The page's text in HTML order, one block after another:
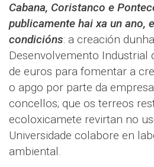
Cabana, Coristanco e
publicamente hai xa un ano,
condicións: a creación
Desenvolvemento Industrial
de euros para fomentar a
o apgo por parte da
concellos; que os terreos
ecoloxicamete revirtan no
Universidade colabore en
ambiental.